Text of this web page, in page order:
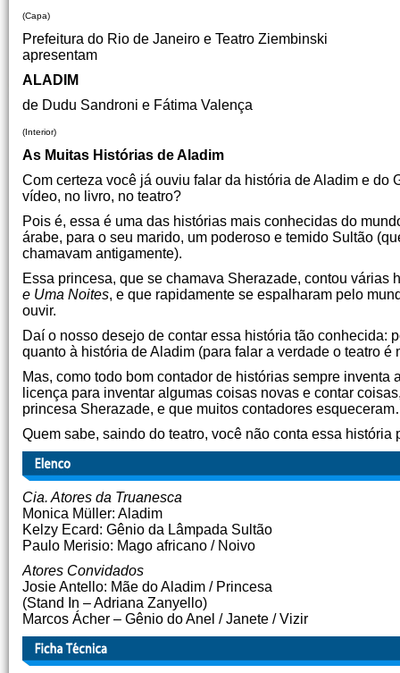
(Capa)
Prefeitura do Rio de Janeiro e Teatro Ziembinski
apresentam
ALADIM
de Dudu Sandroni e Fátima Valença
(Interior)
As Muitas Histórias de Aladim
Com certeza você já ouviu falar da história de Aladim e do
vídeo, no livro, no teatro?
Pois é, essa é uma das histórias mais conhecidas do
árabe, para o seu marido, um poderoso e temido Sultão
chamavam antigamente).
Essa princesa, que se chamava Sherazade, contou
e Uma Noites, e que rapidamente se espalharam pelo
ouvir.
Daí o nosso desejo de contar essa história tão conhecida:
quanto à história de Aladim (para falar a verdade o teatro é
Mas, como todo bom contador de histórias sempre
licença para inventar algumas coisas novas e contar
princesa Sherazade, e que muitos contadores
Quem sabe, saindo do teatro, você não conta essa
Cia. Atores da Truanesca
Monica Müller: Aladim
Kelzy Ecard: Gênio da Lâmpada Sultão
Paulo Merisio: Mago africano / Noivo
Atores Convidados
Josie Antello: Mãe do Aladim / Princesa
(Stand In – Adriana Zanyello)
Marcos Ácher – Gênio do Anel / Janete / Vizir